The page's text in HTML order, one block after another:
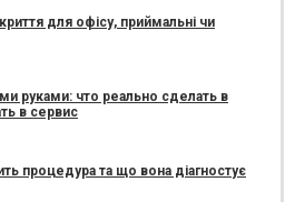
для офісу, приймальні чи
руками: что реально сделать в
в сервис
процедура та що вона діагностує